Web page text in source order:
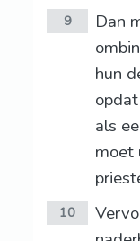
9
Dan
hun
als
moet
10